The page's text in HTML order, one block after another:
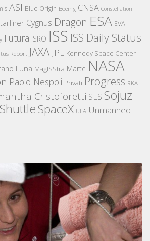
ASI Blue Origin Boeing CNSA Constellation
Cygnus Dragon ESA EVA
Futura ISRO ISS ISS Daily Status
Report JAXA JPL Kennedy Space Center
Luna MagISStra Marte NASA
Paolo Nespoli Privati Progress RKA
Cristoforetti SLS Sojuz
SpaceX ULA Unmanned